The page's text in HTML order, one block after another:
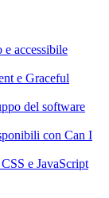
e accessibile
e Graceful
del software
con Can I
e JavaScript